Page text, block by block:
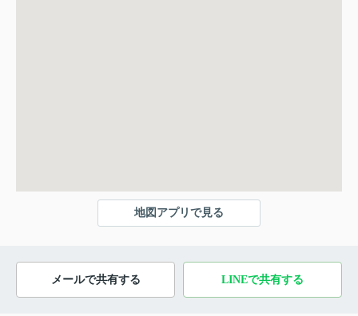
地図アプリで見る
メールで共有する LINEで共有する